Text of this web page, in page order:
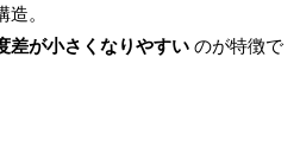
。
差が小さくなりやすい のが特徴で